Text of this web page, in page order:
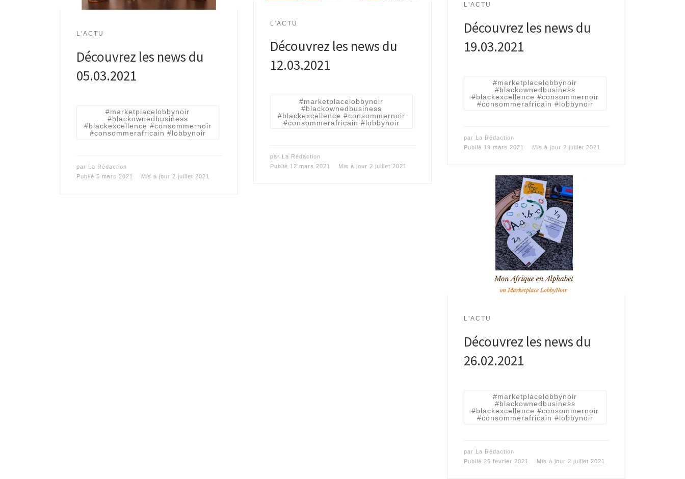
L'ACTU
Découvrez les news du
19.03.2021
#marketplacelobbynoir
#blackownedbusiness
#blackexcellence #consommernoir
#consommerafricain #lobbynoir
par La Rédaction
Publié 19 mars 2021 Mis à jour 2 juillet 2021
L'ACTU
Découvrez les news du
12.03.2021
#marketplacelobbynoir
#blackownedbusiness
#blackexcellence #consommernoir
#consommerafricain #lobbynoir
par La Rédaction
Publié 12 mars 2021 Mis à jour 2 juillet 2021
L'ACTU
Découvrez les news du
05.03.2021
#marketplacelobbynoir
#blackownedbusiness
#blackexcellence #consommernoir
#consommerafricain #lobbynoir
par
La Rédaction
Publié 5 mars 2021 Mis à jour 2 juillet 2021
L'ACTU
Découvrez les news du
26.02.2021
#marketplacelobbynoir
#blackownedbusiness
#blackexcellence #consommernoir
#consommerafricain #lobbynoir
par La Rédaction
Publié 26 février 2021 Mis à jour 2 juillet 2021